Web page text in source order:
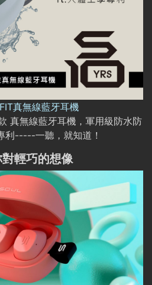
真無線藍牙耳機
真無線藍牙耳機，軍用級防水防
利-----一聽，就知道！
輕巧的想像